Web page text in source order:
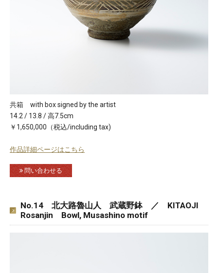
共箱 with box signed by the artist
14.2 / 13.8 / 高7.5cm
￥1,650,000（税込/including tax)
作品詳細ページはこちら
問い合わせる
No.14 北大路魯山人 武蔵野鉢 ／ KITAOJI
Rosanjin Bowl, Musashino motif